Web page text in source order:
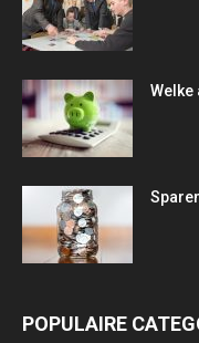
Welke
POPULAIRE